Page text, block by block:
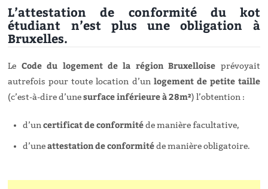
L’attestation de conformité du kot
étudiant n’est plus une obligation à
Bruxelles.
Le Code du logement de la région Bruxelloise prévoyait
autrefois pour toute location d’un logement de petite taille
(c’est-à-dire d’unesurface inférieure à 28m²) l’obtention :
d’uncertificat de conformitéde manière facultative,
d’uneattestation de conformitéde manière obligatoire.